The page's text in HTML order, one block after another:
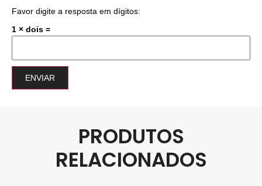
Favor digite a resposta em dígitos:
1 × dois =
PRODUTOS
RELACIONADOS